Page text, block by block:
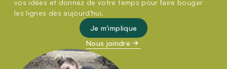
vos idées et donnez de votre temps pour faire bouger
les lignes dès aujourd'hui.
Je m'implique
Nous joindre